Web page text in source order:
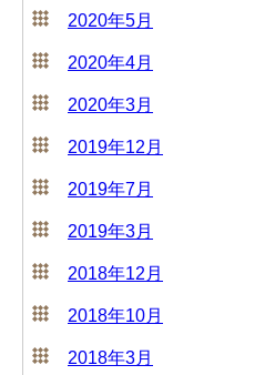
2020年5月
2020年4月
2020年3月
2019年12月
2019年7月
2019年3月
2018年12月
2018年10月
2018年3月